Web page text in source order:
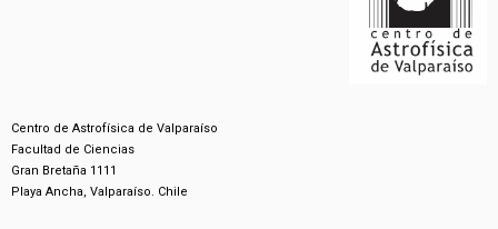
Centro de Astrofísica de Valparaíso
Facultad de Ciencias
Gran Bretaña 1111
Playa Ancha, Valparaíso. Chile